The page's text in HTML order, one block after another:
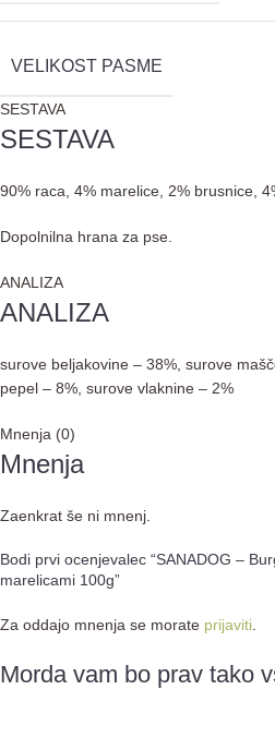
VELIKOST PASME
SESTAVA
SESTAVA
90% raca, 4% marelice, 2% brusnice,
Dopolnilna hrana za pse.
ANALIZA
ANALIZA
surove beljakovine – 38%, surove
pepel – 8%, surove vlaknine – 2%
Mnenja (0)
Mnenja
Zaenkrat še ni mnenj.
Bodi prvi ocenjevalec “SANADOG –
marelicami 100g”
Za oddajo mnenja se morate prijaviti.
Morda vam bo prav tako